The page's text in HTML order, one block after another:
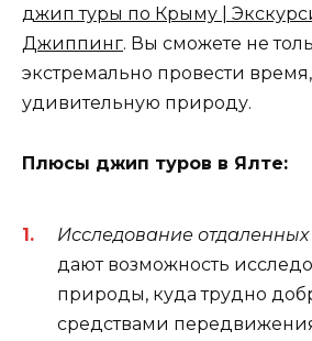
джип туры по Крыму |
Джиппинг. Вы сможете не
экстремально провести
удивительную природу.
Плюсы джип туров в Ялте:
Исследование отдаленных
дают возможность
природы, куда трудно
средствами